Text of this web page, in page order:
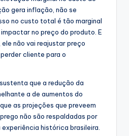
gera inflação, não se
no custo total é tão marginal
no preço do produto. E
não vai reajustar preço
cliente para o
que a redução da
a de aumentos do
as projeções que preveem
não são respaldadas por
histórica brasileira.